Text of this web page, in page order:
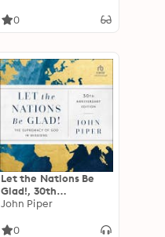
0
Let the Nations Be
Glad!, 30th
Anniversary Edition:
God in Missions
John Piper
0